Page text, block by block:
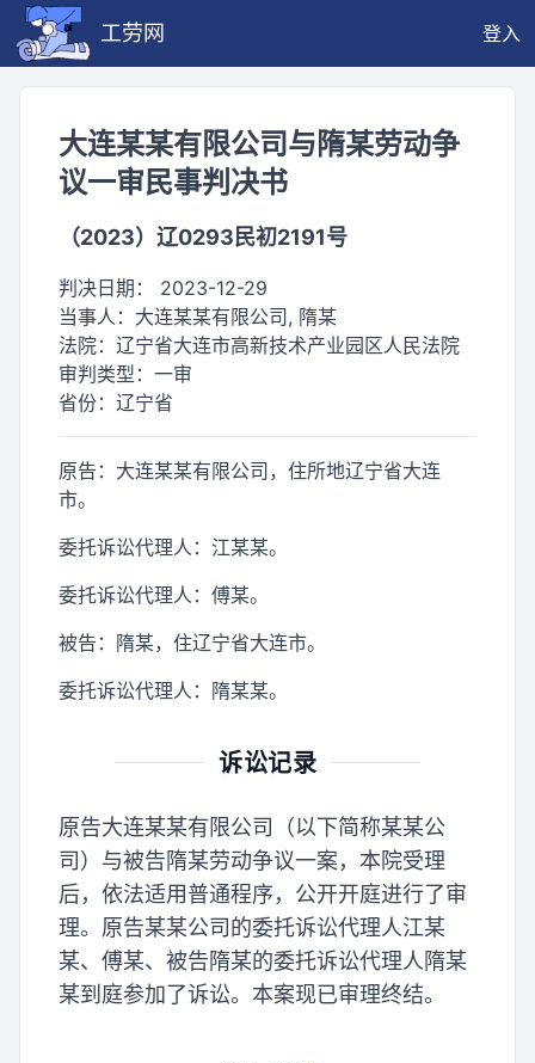
工劳网 登入
大连某某有限公司与隋某劳动争
议一审民事判决书
（2023）辽0293民初2191号
判决日期： 2023-12-29
当事人： 大连某某有限公司, 隋某
法院： 辽宁省大连市高新技术产业园区人民法院
审判类型： 一审
省份： 辽宁省
原告：大连某某有限公司，住所地辽宁省大连
市。
委托诉讼代理人：江某某。
委托诉讼代理人：傅某。
被告：隋某，住辽宁省大连市。
委托诉讼代理人：隋某某。
诉讼记录
原告大连某某有限公司（以下简称某某公
司）与被告隋某劳动争议一案，本院受理
后，依法适用普通程序，公开开庭进行了审
理。原告某某公司的委托诉讼代理人江某
某、傅某、被告隋某的委托诉讼代理人隋某
某到庭参加了诉讼。本案现已审理终结。